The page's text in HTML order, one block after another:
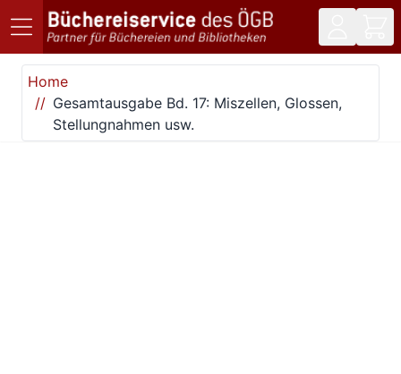
Direkt zum Inhalt
Home
Gesamtausgabe Bd. 17: Miszellen, Glossen,
Stellungnahmen usw.